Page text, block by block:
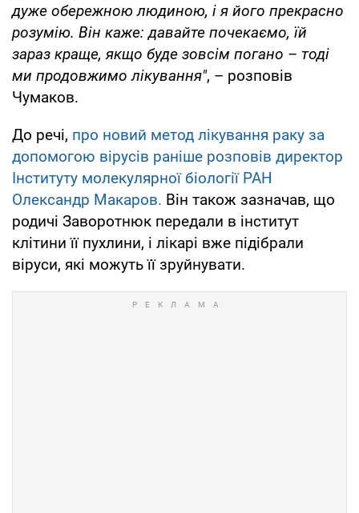
дуже обережною людиною, і я його прекрасно
розумію. Він каже: давайте почекаємо, їй
зараз краще, якщо буде зовсім погано – тоді
ми продовжимо лікування", – розповів
Чумаков.
До речі, про новий метод лікування раку за
допомогою вірусів раніше розповів директор
Інституту молекулярної біології РАН
Олександр Макаров. Він також зазначав, що
родичі Заворотнюк передали в інститут
клітини її пухлини, і лікарі вже підібрали
віруси, які можуть її зруйнувати.